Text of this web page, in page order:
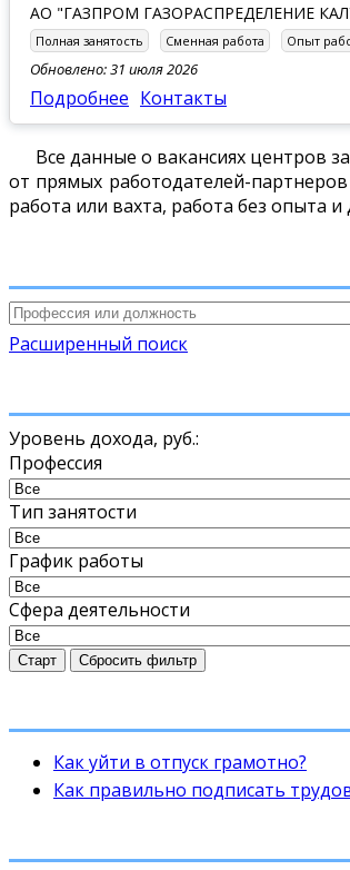
АО "ГАЗПРОМ ГАЗОРАСПРЕДЕЛЕНИЕ
Полная занятость Сменная работа Опыт
Обновлено: 31 июля 2026
Подробнее Контакты
Все данные о вакансиях центров
от прямых работодателей-
работа или вахта, работа без опыта
Расширенный поиск
Уровень дохода, руб.:
Профессия
Тип занятости
График работы
Сфера деятельности
Старт Сбросить фильтр
Как уйти в отпуск грамотно?
Как правильно подписать